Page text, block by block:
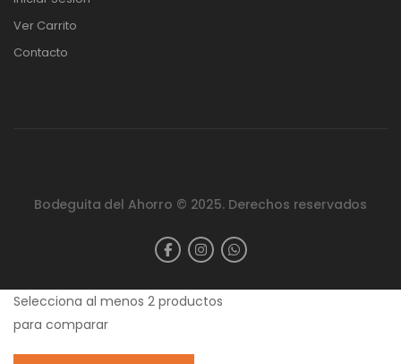
Ver Carrito
Contacto
Bodeguita del Ahorro © 2025. Derechos reservados
Selecciona al menos 2 productos
para comparar